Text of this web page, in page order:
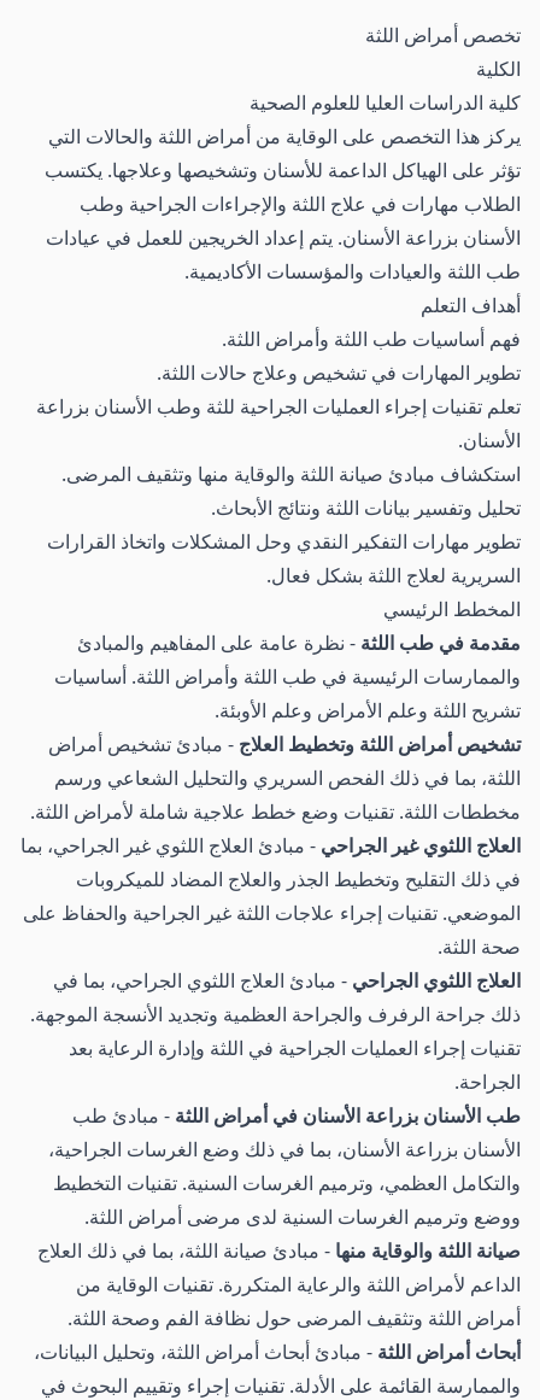
تخصص أمراض اللثة
الكلية
كلية الدراسات العليا للعلوم الصحية
يركز هذا التخصص على الوقاية من أمراض اللثة والحالات التي
تؤثر على الهياكل الداعمة للأسنان وتشخيصها وعلاجها. يكتسب
الطلاب مهارات في علاج اللثة والإجراءات الجراحية وطب
الأسنان بزراعة الأسنان. يتم إعداد الخريجين للعمل في عيادات
طب اللثة والعيادات والمؤسسات الأكاديمية.
أهداف التعلم
فهم أساسيات طب اللثة وأمراض اللثة.
تطوير المهارات في تشخيص وعلاج حالات اللثة.
تعلم تقنيات إجراء العمليات الجراحية للثة وطب الأسنان بزراعة
الأسنان.
استكشاف مبادئ صيانة اللثة والوقاية منها وتثقيف المرضى.
تحليل وتفسير بيانات اللثة ونتائج الأبحاث.
تطوير مهارات التفكير النقدي وحل المشكلات واتخاذ القرارات
السريرية لعلاج اللثة بشكل فعال.
المخطط الرئيسي
مقدمة في طب اللثة - نظرة عامة على المفاهيم والمبادئ
والممارسات الرئيسية في طب اللثة وأمراض اللثة. أساسيات
تشريح اللثة وعلم الأمراض وعلم الأوبئة.
تشخيص أمراض اللثة وتخطيط العلاج - مبادئ تشخيص أمراض
اللثة، بما في ذلك الفحص السريري والتحليل الشعاعي ورسم
مخططات اللثة. تقنيات وضع خطط علاجية شاملة لأمراض اللثة.
العلاج اللثوي غير الجراحي - مبادئ العلاج اللثوي غير الجراحي، بما
في ذلك التقليح وتخطيط الجذر والعلاج المضاد للميكروبات
الموضعي. تقنيات إجراء علاجات اللثة غير الجراحية والحفاظ على
صحة اللثة.
العلاج اللثوي الجراحي - مبادئ العلاج اللثوي الجراحي، بما في
ذلك جراحة الرفرف والجراحة العظمية وتجديد الأنسجة الموجهة.
تقنيات إجراء العمليات الجراحية في اللثة وإدارة الرعاية بعد
الجراحة.
طب الأسنان بزراعة الأسنان في أمراض اللثة - مبادئ طب
الأسنان بزراعة الأسنان، بما في ذلك وضع الغرسات الجراحية،
والتكامل العظمي، وترميم الغرسات السنية. تقنيات التخطيط
ووضع وترميم الغرسات السنية لدى مرضى أمراض اللثة.
صيانة اللثة والوقاية منها - مبادئ صيانة اللثة، بما في ذلك العلاج
الداعم لأمراض اللثة والرعاية المتكررة. تقنيات الوقاية من
أمراض اللثة وتثقيف المرضى حول نظافة الفم وصحة اللثة.
أبحاث أمراض اللثة - مبادئ أبحاث أمراض اللثة، وتحليل البيانات،
والممارسة القائمة على الأدلة. تقنيات إجراء وتقييم البحوث في